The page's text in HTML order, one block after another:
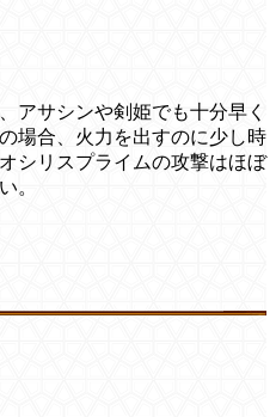
アサシンや剣姫でも十分早く
場合、火力を出すのに少し時
シリスプライムの攻撃はほぼ
。